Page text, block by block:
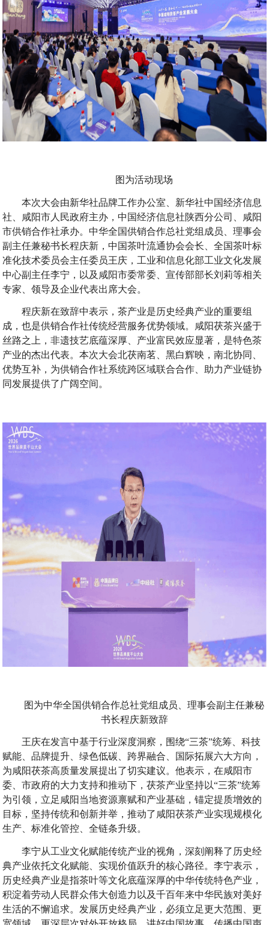
图为活动现场
本次大会由新华社品牌工作办公室、新华社中国经济信息
社、咸阳市人民政府主办，中国经济信息社陕西分公司、咸阳
市供销合作社承办。中华全国供销合作总社党组成员、理事会
副主任兼秘书长程庆新，中国茶叶流通协会会长、全国茶叶标
准化技术委员会主任委员王庆，工业和信息化部工业文化发展
中心副主任李宁，以及咸阳市委常委、宣传部部长刘莉等相关
专家、领导及企业代表出席大会。
程庆新在致辞中表示，茶产业是历史经典产业的重要组
成，也是供销合作社传统经营服务优势领域。咸阳茯茶兴盛于
丝路之上，非遗技艺底蕴深厚、产业富民效应显著，是特色茶
产业的杰出代表。本次大会北茯南茗、黑白辉映，南北协同、
优势互补，为供销合作社系统跨区域联合合作、助力产业链协
同发展提供了广阔空间。
图为中华全国供销合作总社党组成员、理事会副主任兼秘
书长程庆新致辞
王庆在发言中基于行业深度洞察，围绕“三茶”统筹、科技
赋能、品牌提升、绿色低碳、跨界融合、国际拓展六大方向，
为咸阳茯茶高质量发展提出了切实建议。他表示，在咸阳市
委、市政府的大力支持和推动下，茯茶产业坚持以“三茶”统筹
为引领，立足咸阳当地资源禀赋和产业基础，锚定提质增效的
目标，坚持传统和创新并举，推动了咸阳茯茶产业实现规模化
生产、标准化管控、全链条升级。
李宁从工业文化赋能传统产业的视角，深刻阐释了历史经
典产业依托文化赋能、实现价值跃升的核心路径。李宁表示，
历史经典产业是指茶叶等文化底蕴深厚的中华传统特色产业，
积淀着劳动人民群众伟大创造力以及千百年来中华民族对美好
生活的不懈追求。发展历史经典产业，必须立足更大范围、更